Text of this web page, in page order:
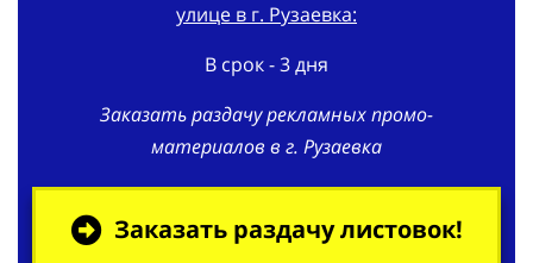
улице в г. Рузаевка:
В срок - 3 дня
Заказать раздачу рекламных промо-
материалов в г. Рузаевка
Заказать раздачу листовок!